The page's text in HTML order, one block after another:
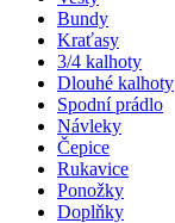
Bundy
Kraťasy
3/4 kalhoty
Dlouhé kalhoty
Spodní prádlo
Návleky
Čepice
Rukavice
Ponožky
Doplňky